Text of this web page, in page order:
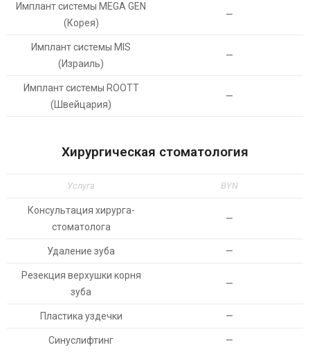
Имплант системы MEGA GEN
(Корея)
—
Имплант системы MIS
(Израиль)
—
Имплант системы ROOTT
(Швейцария)
—
Хирургическая стоматология
Услуга BYN
Консультация хирурга-
стоматолога
—
Удаление зуба —
Резекция верхушки корня
зуба
—
Пластика уздечки —
Синуслифтинг —